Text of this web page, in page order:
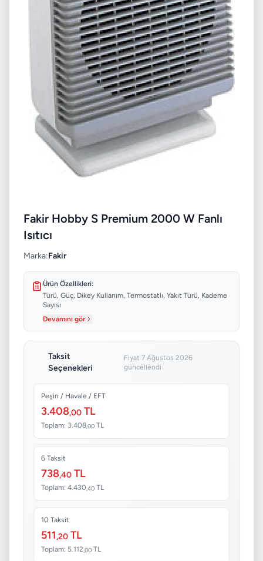
Fakir Hobby S Premium 2000 W Fanlı
Isıtıcı
Marka:Fakir
Ürün Özellikleri:
Türü, Güç, Dikey Kullanım, Termostatlı, Yakıt Türü, Kademe
Sayısı
Devamını gör
Taksit
Seçenekleri
Fiyat 7 Ağustos 2026
güncellendi
Peşin / Havale / EFT
3.408,00 TL
Toplam: 3.408,00 TL
6 Taksit
738,40 TL
Toplam: 4.430 ,40 TL
10 Taksit
511,20 TL
Toplam: 5.112,00 TL